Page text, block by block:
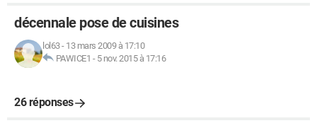
décennale pose de cuisines
lol63- 13 mars 2009 à 17:10
PAWICE1 - 5 nov. 2015 à 17:16
26 réponses